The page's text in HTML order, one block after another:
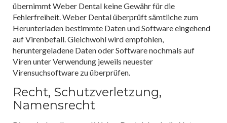
übernimmt Weber Dental keine Gewähr für die
Fehlerfreiheit. Weber Dental überprüft sämtliche zum
Herunterladen bestimmte Daten und Software eingehend
auf Virenbefall. Gleichwohl wird empfohlen,
heruntergeladene Daten oder Software nochmals auf
Viren unter Verwendung jeweils neuester
Virensuchsoftware zu überprüfen.
Recht, Schutzverletzung,
Namensrecht